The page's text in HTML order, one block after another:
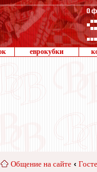
еврокубки
Общение на сайте ‹